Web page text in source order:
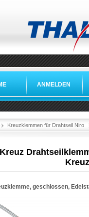
ANMELDEN
Kreuzklemmen für Drahtseil Niro
Kreuz
geschlossen,